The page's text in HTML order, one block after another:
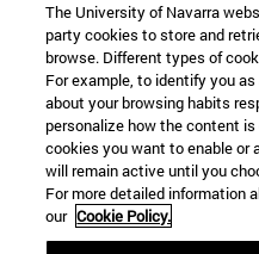
The University of Navarra
party cookies to store and
browse. Different types of
For example, to identify you
about your browsing habits
personalize how the content
cookies you want to enable or
will remain active until you
For more detailed information
our Cookie Policy.